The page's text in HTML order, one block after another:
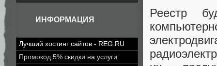
ИНФОРМАЦИЯ
Лучший хостинг сайтов - REG.RU
Промокод 5% скидки на услуги
Реестр